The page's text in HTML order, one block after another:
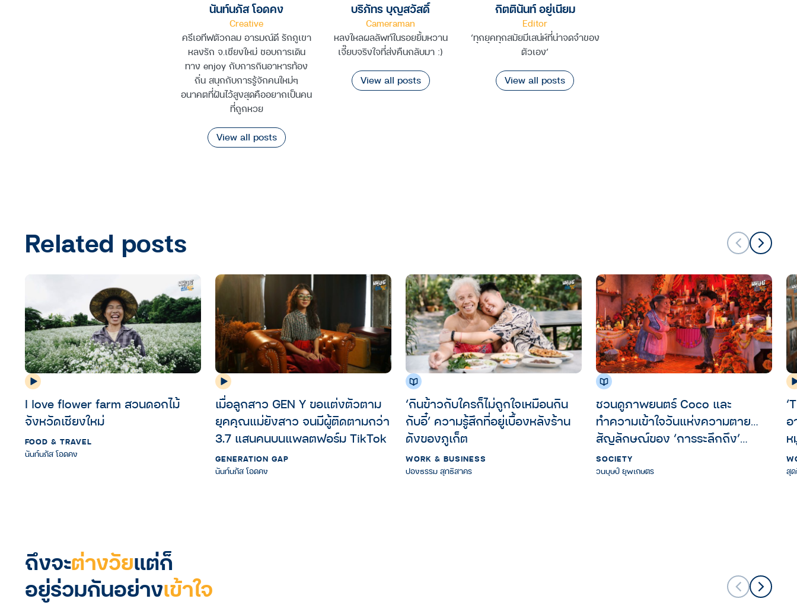
นันท์นภัส โอดคง
Creative
ครีเอทีฟตัวกลม อารมณ์ดี รักภูเขา
หลงรัก จ.เชียงใหม่ ชอบการเดิน
ทาง enjoy กับการกินอาหารท้อง
ถิ่น สนุกกับการรู้จักคนใหม่ๆ
อนาคตที่ฝันไว้สูงสุดคืออยากเป็นคน
ที่ถูกหวย
View all posts
บริภัทร บุญสวัสดิ์
Cameraman
หลงใหลผลลัพท์ในรอยยิ้มหวาน
เจี๊ยบจริงใจที่ส่งคืนกลับมา :)
View all posts
กิตตินันท์ อยู่เนียม
Editor
‘ทุกยุคทุกสมัยมีเสน่ห์ที่น่าจดจำของ
ตัวเอง’
View all posts
Related posts
I love flower farm สวนดอกไม้
จังหวัดเชียงใหม่
FOOD & TRAVEL
นันท์นภัส โอดคง
เมื่อลูกสาว GEN Y ขอแต่งตัวตาม
ยุคคุณแม่ยังสาว จนมีผู้ติดตามกว่า
3.7 แสนคนบนแพลตฟอร์ม TikTok
GENERATION GAP
นันท์นภัส โอดคง
‘กินข้าวกับใครก็ไม่ถูกใจเหมือนกิน
กับอี๋’ ความรู้สึกที่อยู่เบื้องหลังร้าน
ดังของภูเก็ต
WORK & BUSINESS
ปองธรรม สุทธิสาคร
ชวนดูภาพยนตร์ Coco และ
ทำความเข้าใจวันแห่งความตาย…
สัญลักษณ์ของ ‘การระลึกถึง’
บุคคลผู้ล่วงลับจากทั่วโลก
SOCIETY
วนบุษป์ ยุพเกษตร
อ
ห
สุ
ถึงจะต่างวัยแต่ก็
อยู่ร่วมกันอย่างเข้าใจ